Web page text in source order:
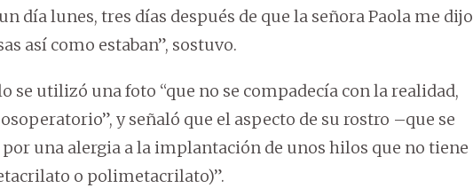
día lunes, tres días después de que la señora Paola me dijo
así como estaban”, sostuvo.
se utilizó una foto “que no se compadecía con la realidad,
y señaló que el aspecto de su rostro –que se
una alergia a la implantación de unos hilos que no tiene
o polimetacrilato)”.